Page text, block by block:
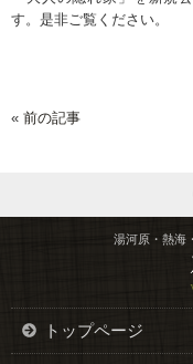
す。是非ご覧ください。
« 前の記事
湯河原・熱海
トップページ